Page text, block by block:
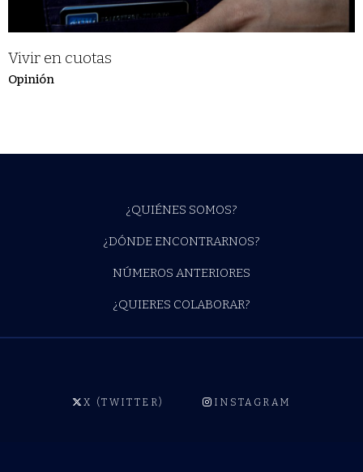
Vivir en cuotas
Opinión
¿QUIÉNES SOMOS?
¿DÓNDE ENCONTRARNOS?
NÚMEROS ANTERIORES
¿QUIERES COLABORAR?
X (TWITTER) INSTAGRAM